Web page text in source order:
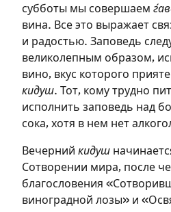
субботы мы совершаем
вина. Все это выражает
и радостью. Заповедь
великолепным образом,
вино, вкус которого
кидуш. Тот, кому трудно
исполнить заповедь над
сока, хотя в нем нет
Вечерний кидуш
Сотворении мира, после
благословения
виноградной лозы» и